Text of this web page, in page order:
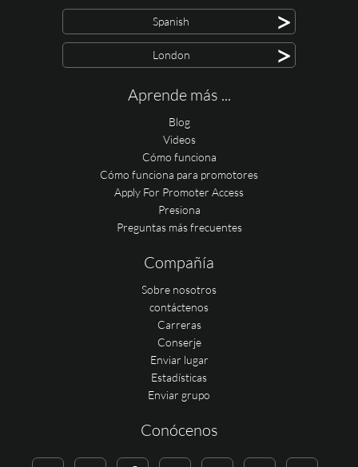
Spanish >
London >
Aprende más ...
Blog
Videos
Cómo funciona
Cómo funciona para promotores
Apply For Promoter Access
Presiona
Preguntas más frecuentes
Compañía
Sobre nosotros
contáctenos
Carreras
Conserje
Enviar lugar
Estadísticas
Enviar grupo
Conócenos